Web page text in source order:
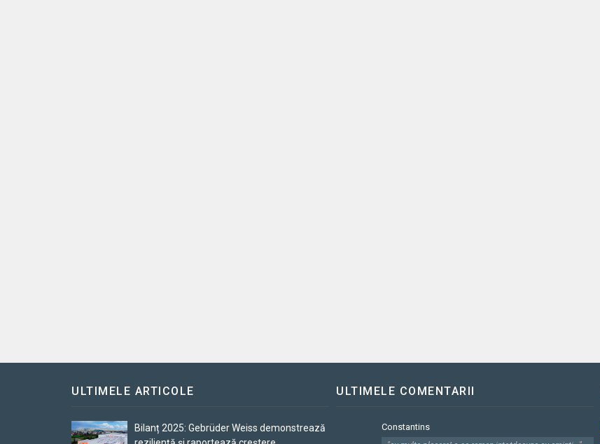
ULTIMELE ARTICOLE
Bilanț 2025: Gebrüder Weiss demonstrează
ULTIMELE COMENTARII
Constantins